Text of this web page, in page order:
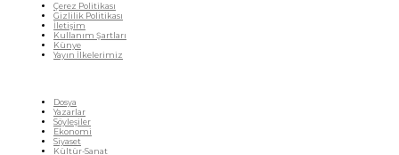
Çerez Politikası
Gizlilik Politikası
İletişim
Kullanım Şartları
Künye
Yayın İlkelerimiz
Dosya
Yazarlar
Söyleşiler
Ekonomi
Siyaset
Kültür-Sanat